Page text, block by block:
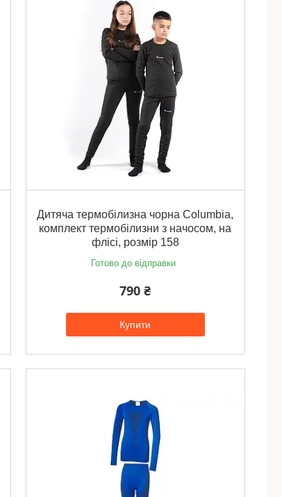
Дитяча термобілизна чорна Columbia,
комплект термобілизни з начосом, на
флісі, розмір 158
Готово до відправки
790 ₴
Купити